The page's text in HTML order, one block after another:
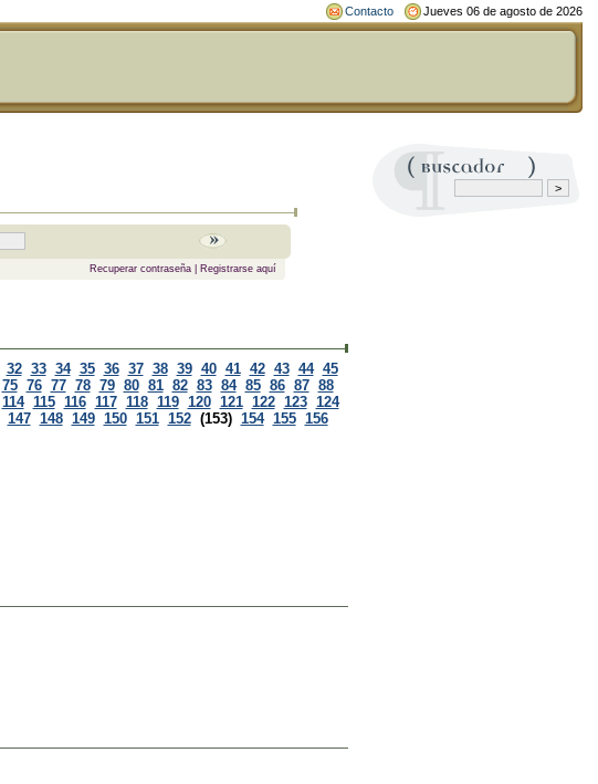
Contacto Jueves 06 de agosto de 2026
Recuperar contraseña| Registrarse aquí
32 33 34 35 36 37 38 39 40 41 42 43 44 45
75 76 77 78 79 80 81 82 83 84 85 86 87 88
114 115 116 117 118 119 120 121 122 123 124
147 148 149 150 151 152 (153) 154 155 156